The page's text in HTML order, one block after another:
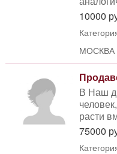
10000
МОСКВА
В Наш
расти
75000